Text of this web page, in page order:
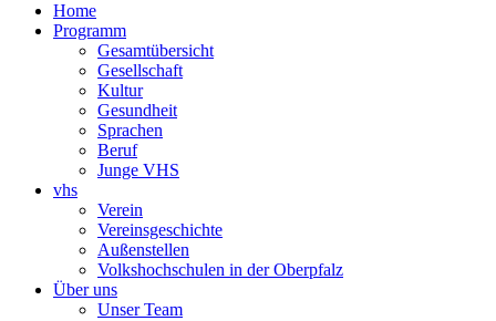
Home
Programm
Gesamtübersicht
Gesellschaft
Kultur
Gesundheit
Sprachen
Beruf
Junge VHS
vhs
Verein
Vereinsgeschichte
Außenstellen
Volkshochschulen in der Oberpfalz
Über uns
Unser Team